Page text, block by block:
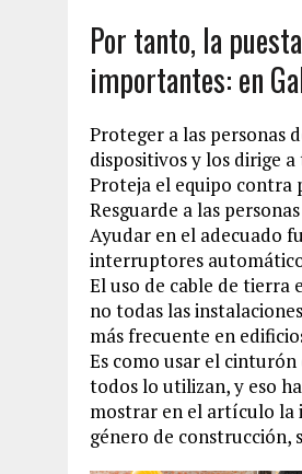
Por tanto, la
importantes: en
Proteger a las personas
dispositivos y los dirige
Proteja el equipo contra
Resguarde a las
Ayudar en el adecuado
interruptores
El uso de cable de tierra
no todas las
más frecuente en
Es como usar el
todos lo utilizan, y eso
mostrar en el artículo la
género de